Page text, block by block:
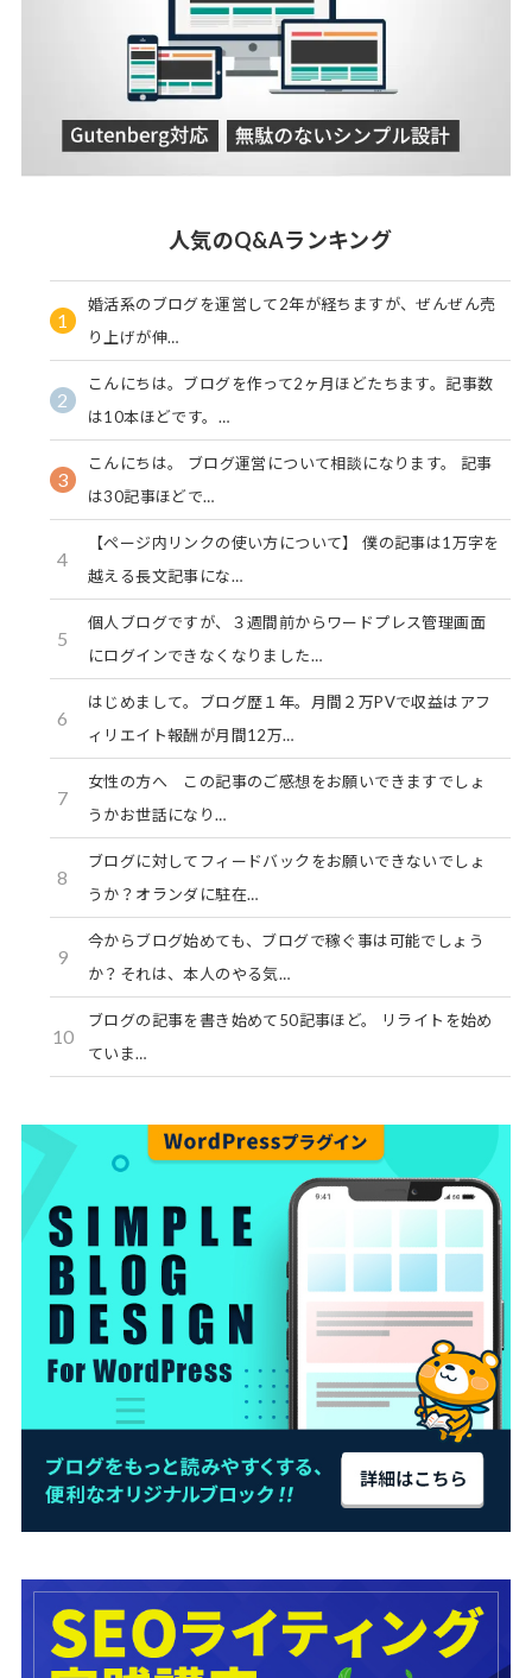
人気のQ&Aランキング
1
婚活系のブログを運営して2年が経ちますが、ぜんぜん売
り上げが伸…
2
こんにちは。ブログを作って2ヶ月ほどたちます。記事数
は10本ほどです。…
3
こんにちは。 ブログ運営について相談になります。 記事
は30記事ほどで…
4
【ページ内リンクの使い方について】 僕の記事は1万字を
越える長文記事にな…
5
個人ブログですが、３週間前からワードプレス管理画面
にログインできなくなりました…
6
はじめまして。ブログ歴１年。月間２万PVで収益はアフ
ィリエイト報酬が月間12万…
7
女性の方へ この記事のご感想をお願いできますでしょ
うかお世話になり…
8
ブログに対してフィードバックをお願いできないでしょ
うか？オランダに駐在…
9
今からブログ始めても、ブログで稼ぐ事は可能でしょう
か？それは、本人のやる気…
10
ブログの記事を書き始めて50記事ほど。 リライトを始め
ていま…